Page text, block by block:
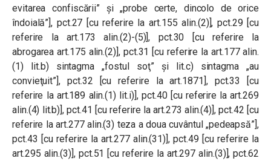
evitarea confiscării” şi „probe certe, dincolo de orice
îndoială”], pct.27 [cu referire la art.155 alin.(2)], pct.29 [cu
referire la art.173 alin.(2)-(5)], pct.30 [cu referire la
abrogarea art.175 alin.(2)], pct.31 [cu referire la art.177 alin.
(1) lit.b) sintagma „fostul soţ” și lit.c) sintagma „au
convieţuit”], pct.32 [cu referire la art.1871], pct.33 [cu
referire la art.189 alin.(1) lit.i)], pct.40 [cu referire la art.269
alin.(4) lit.b)], pct.41 [cu referire la art.273 alin.(4)], pct.42 [cu
referire la art.277 alin.(3) teza a doua cuvântul „pedeapsă”],
pct.43 [cu referire la art.277 alin.(31)], pct.49 [cu referire la
art.295 alin.(3)], pct.51 [cu referire la art.297 alin.(3)], pct.62